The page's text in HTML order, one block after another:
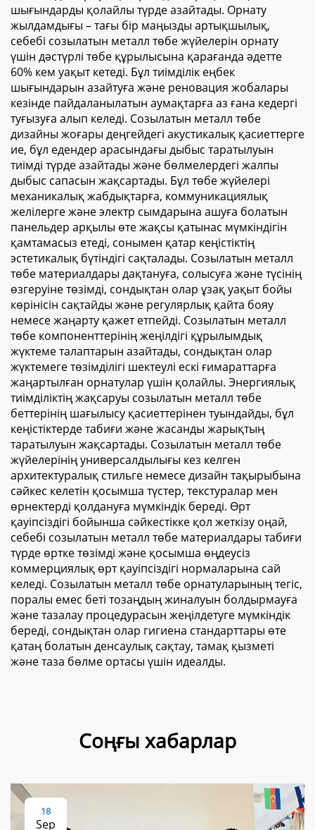
шығындарды қолайлы түрде азайтады. Орнату
жылдамдығы – тағы бір маңызды артықшылық,
себебі созылатын металл төбе жүйелерін орнату
үшін дәстүрлі төбе құрылысына қарағанда әдетте
60% кем уақыт кетеді. Бұл тиімділік еңбек
шығындарын азайтуға және реновация жобалары
кезінде пайдаланылатын аумақтарға аз ғана кедергі
туғызуға алып келеді. Созылатын металл төбе
дизайны жоғары деңгейдегі акустикалық қасиеттерге
ие, бұл едендер арасындағы дыбыс таратылуын
тиімді түрде азайтады және бөлмелердегі жалпы
дыбыс сапасын жақсартады. Бұл төбе жүйелері
механикалық жабдықтарға, коммуникациялық
желілерге және электр сымдарына ашуға болатын
панельдер арқылы өте жақсы қатынас мүмкіндігін
қамтамасыз етеді, сонымен қатар кеңістіктің
эстетикалық бүтіндігі сақталады. Созылатын металл
төбе материалдары дақтануға, солысуға және түсінің
өзгеруіне төзімді, сондықтан олар ұзақ уақыт бойы
көрінісін сақтайды және регулярлық қайта бояу
немесе жаңарту қажет етпейді. Созылатын металл
төбе компоненттерінің жеңілдігі құрылымдық
жүктеме талаптарын азайтады, сондықтан олар
жүктемеге төзімділігі шектеулі ескі ғимараттарға
жаңартылған орнатулар үшін қолайлы. Энергиялық
тиімділіктің жақсаруы созылатын металл төбе
беттерінің шағылысу қасиеттерінен туындайды, бұл
кеңістіктерде табиғи және жасанды жарықтың
таратылуын жақсартады. Созылатын металл төбе
жүйелерінің универсалдылығы кез келген
архитектуралық стильге немесе дизайн тақырыбына
сәйкес келетін қосымша түстер, текстуралар мен
өрнектерді қолдануға мүмкіндік береді. Өрт
қауіпсіздігі бойынша сәйкестікке қол жеткізу оңай,
себебі созылатын металл төбе материалдары табиғи
түрде өртке төзімді және қосымша өңдеусіз
коммерциялық өрт қауіпсіздігі нормаларына сай
келеді. Созылатын металл төбе орнатуларының тегіс,
поралы емес беті тозаңдың жиналуын болдырмауға
және тазалау процедурасын жеңілдетуге мүмкіндік
береді, сондықтан олар гигиена стандарттары өте
қатаң болатын денсаулық сақтау, тамақ қызметі
және таза бөлме ортасы үшін идеалды.
Соңғы хабарлар
18
Sep